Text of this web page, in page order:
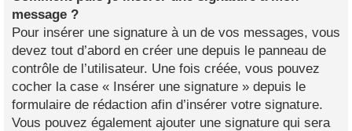
message ?
Pour insérer une signature à un de vos messages, vous
devez tout d’abord en créer une depuis le panneau de
contrôle de l’utilisateur. Une fois créée, vous pouvez
cocher la case « Insérer une signature » depuis le
formulaire de rédaction afin d’insérer votre signature.
Vous pouvez également ajouter une signature qui sera